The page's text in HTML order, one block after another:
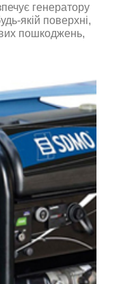
генератору
якій поверхні,
пошкоджень,